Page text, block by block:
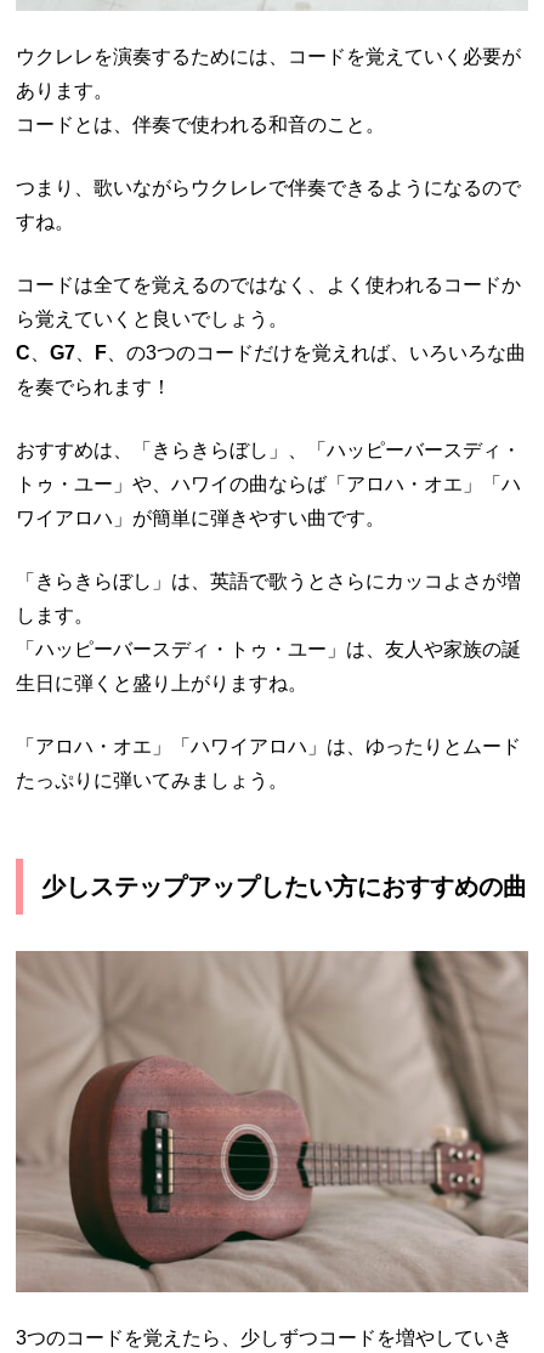
ウクレレを演奏するためには、コードを覚えていく必要が
あります。
コードとは、伴奏で使われる和音のこと。
つまり、歌いながらウクレレで伴奏できるようになるので
すね。
コードは全てを覚えるのではなく、よく使われるコードか
ら覚えていくと良いでしょう。
C 、G7 F 、の3つのコードだけを覚えれば、いろいろな曲
を奏でられます！
おすすめは、「きらきらぼし」、「ハッピーバースディ・
トゥ・ユー」や、ハワイの曲ならば「アロハ・オエ」「ハ
ワイアロハ」が簡単に弾きやすい曲です。
「きらきらぼし」は、英語で歌うとさらにカッコよさが増
します。
「ハッピーバースディ・トゥ・ユー」は、友人や家族の誕
生日に弾くと盛り上がりますね。
「アロハ・オエ」「ハワイアロハ」は、ゆったりとムード
たっぷりに弾いてみましょう。
少しステップアップしたい方におすすめの曲
3つのコードを覚えたら、少しずつコードを増やしていき